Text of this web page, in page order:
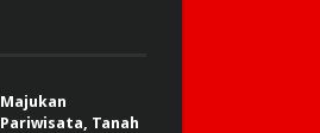
Majukan
Pariwisata, Tanah